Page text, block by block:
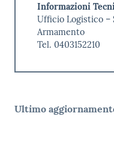
Informazioni
Ufficio Logistico –
Armamento
Tel. 0403152210
Ultimo